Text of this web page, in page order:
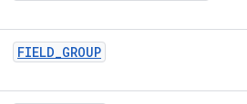
FIELD_GROUP